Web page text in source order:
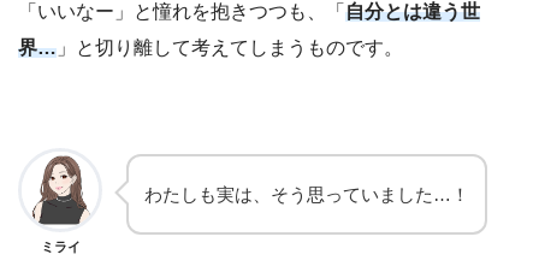
「いいなー」と憧れを抱きつつも、「 自分とは違う世
界… 」と切り離して考えてしまうものです。
ミライ
わたしも実は、そう思っていました…！